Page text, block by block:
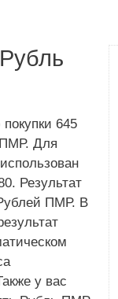
645
Для
Результат
ПМР. В
у вас